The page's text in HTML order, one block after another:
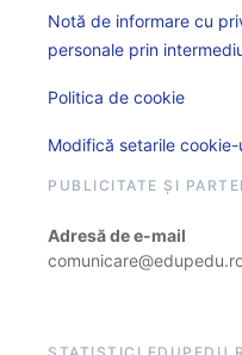
Notă de informare cu
personale prin
Politica de cookie
Modifică setarile cookie-
PUBLICITATE ȘI
Adresă de e-mail